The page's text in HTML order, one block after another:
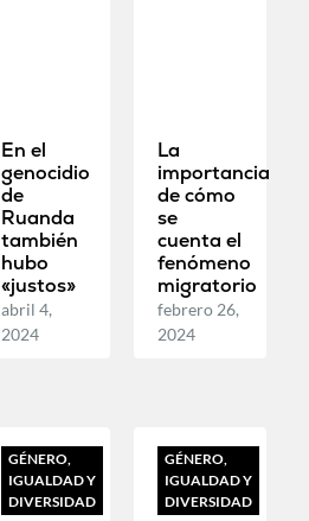
En el
genocidio
de
Ruanda
también
hubo
«justos»
abril 4,
2024
La
importancia
de cómo
se
cuenta el
fenómeno
migratorio
febrero 26,
2024
GÉNERO,
IGUALDAD Y
DIVERSIDAD
GÉNERO,
IGUALDAD Y
DIVERSIDAD